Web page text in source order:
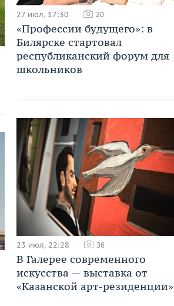
27 июл, 17:30 20
«Профессии будущего»: в
Билярске стартовал
республиканский форум для
школьников
23 июл, 22:28 36
В Галерее современного
искусства — выставка от
«Казанской арт-резиденции»